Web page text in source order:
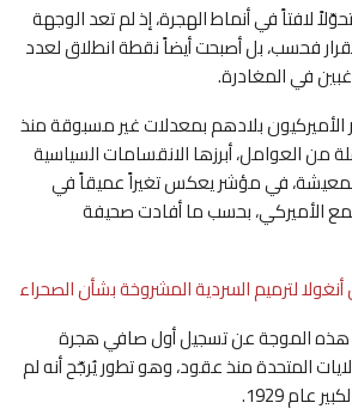
لافتاً في أنماط الهجرة، إذ لم تعد الوجهة
فحسب، بل أصبحت أيضاً نقطة انطلاق لعدد
في المغادرة.
الأميركيون بلادهم بمعدلات غير مسبوقة منذ
من العوامل، أبرزها الانقسامات السياسية
المعيشة، في مؤشر يعكس تغيراً عميقاً في
الأميركي، بحسب ما أفادت صحيفة
أنغولا لترميم السردية المشروخة بشأن الصحراء
أسفرت هذه الموجة عن تسجيل أول صافي هجرة
المتحدة منذ عقود، وهو تطور يُرجّح أنه لم
عام 1929.